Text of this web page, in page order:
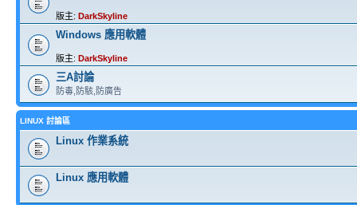
版主: DarkSkyline
Windows 應用軟體
版主: DarkSkyline
三A討論
防毒,防駭,防廣告
LINUX 討論區
Linux 作業系統
Linux 應用軟體